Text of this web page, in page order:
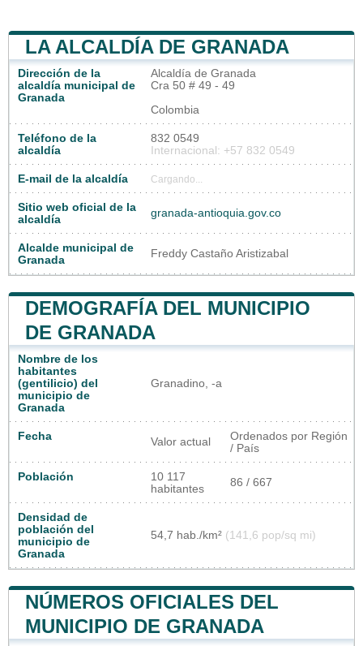
LA ALCALDÍA DE GRANADA
Dirección de la
alcaldía municipal de
Granada
Alcaldía de Granada
Cra 50 # 49 - 49
Colombia
Teléfono de la
alcaldía
832 0549
Internacional: +57 832 0549
E-mail de la alcaldía Cargando...
Sitio web oficial de la
alcaldía
granada-antioquia.gov.co
Alcalde municipal de
Granada
Freddy Castaño Aristizabal
DEMOGRAFÍA DEL MUNICIPIO
DE GRANADA
Nombre de los
habitantes
(gentilicio) del
municipio de
Granada
Granadino, -a
Fecha Valor actual
Ordenados por Región
/ País
Población
10 117
habitantes
86 / 667
Densidad de
población del
municipio de
Granada
54,7 hab./km² (141,6 pop/sq mi)
NÚMEROS OFICIALES DEL
MUNICIPIO DE GRANADA